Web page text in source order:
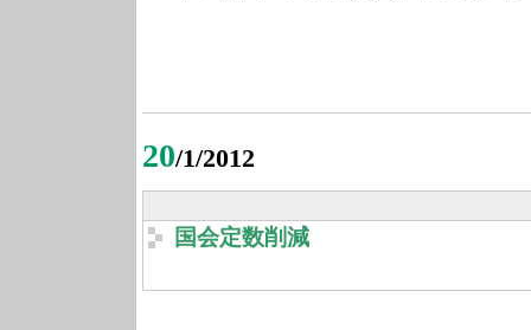
20/1/2012
国会定数削減